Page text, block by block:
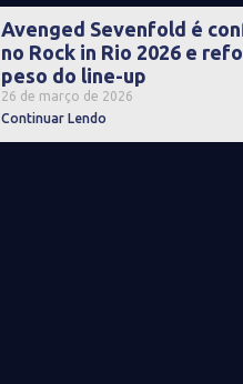
Avenged Sevenfold é
no Rock in Rio 2026 e
peso do line-up
26 de março de 2026
Continuar Lendo